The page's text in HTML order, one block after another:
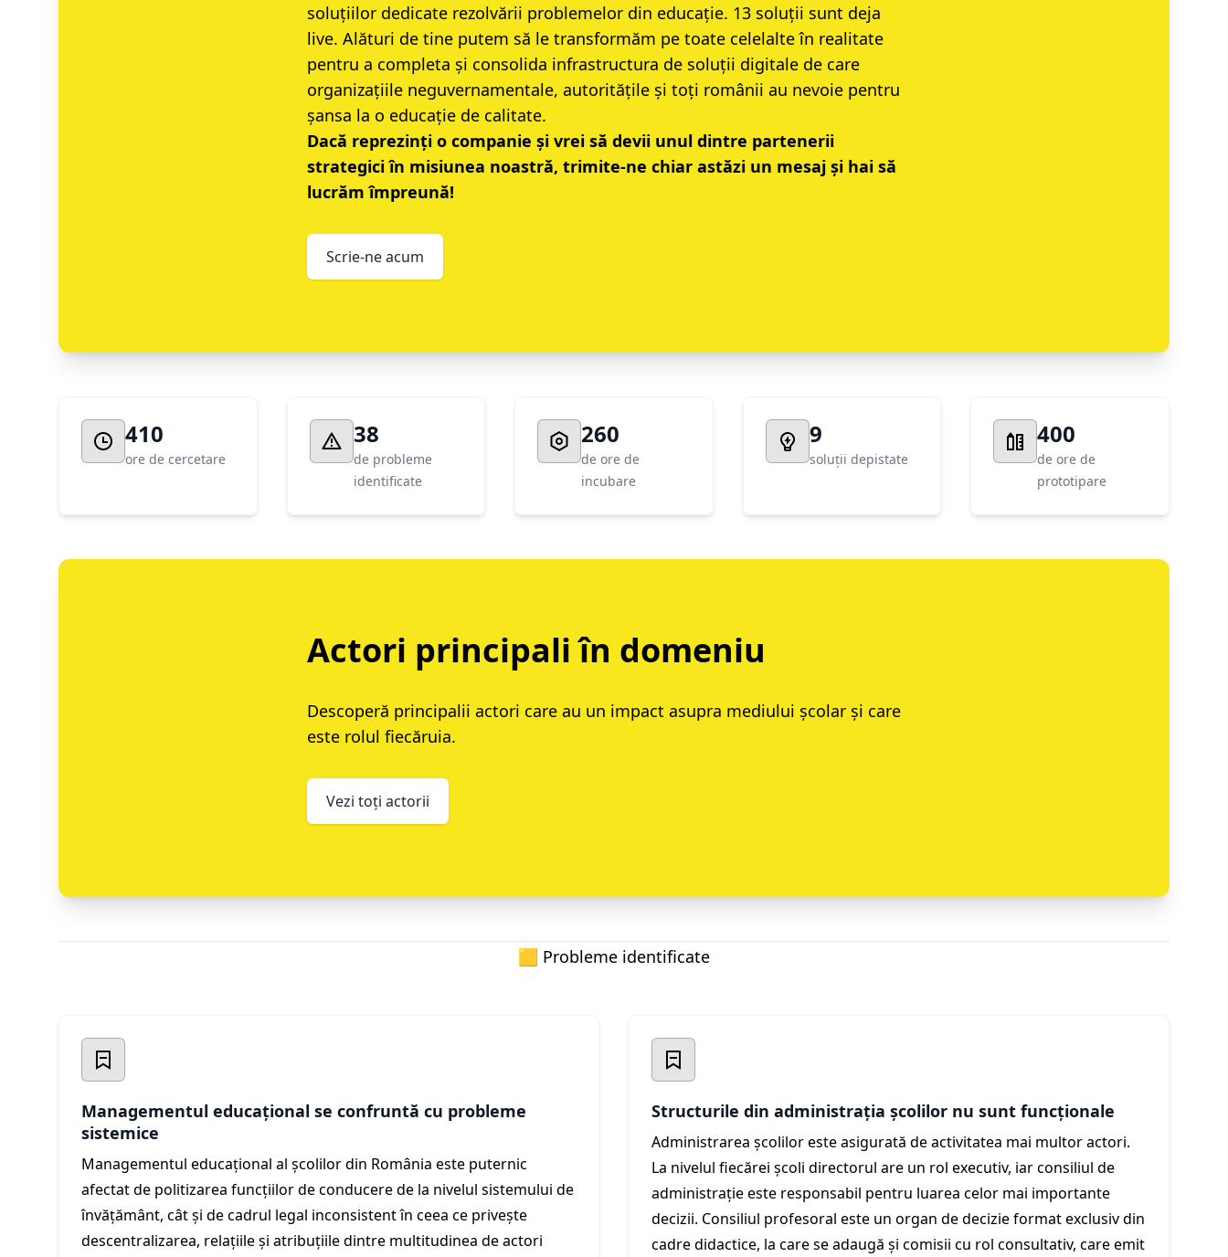
soluțiilor dedicate rezolvării problemelor din educație. 13 soluții sunt deja
live. Alături de tine putem să le transformăm pe toate celelalte în realitate
pentru a completa și consolida infrastructura de soluții digitale de care
organizațiile neguvernamentale, autoritățile și toți românii au nevoie pentru
șansa la o educație de calitate.
Dacă reprezinți o companie și vrei să devii unul dintre partenerii
strategici în misiunea noastră, trimite-ne chiar astăzi un mesaj și hai să
lucrăm împreună!
Scrie-ne acum
ore de cercetare
410
de probleme
identificate
38
de ore de
incubare
260
soluții depistate
9
de ore de
prototipare
400
Actori principali în domeniu
Descoperă principalii actori care au un impact asupra mediului școlar și care
este rolul fiecăruia.
Vezi toți actorii
🟨 Probleme identificate
Managementul educațional se confruntă cu probleme
sistemice
Managementul educațional al școlilor din România este puternic
afectat de politizarea funcțiilor de conducere de la nivelul sistemului de
învățământ, cât și de cadrul legal inconsistent în ceea ce privește
descentralizarea, relațiile și atribuțiile dintre multitudinea de actori
Structurile din administrația școlilor nu sunt funcționale
Administrarea școlilor este asigurată de activitatea mai multor actori.
La nivelul fiecărei școli directorul are un rol executiv, iar consiliul de
administrație este responsabil pentru luarea celor mai importante
decizii. Consiliul profesoral este un organ de decizie format exclusiv din
cadre didactice, la care se adaugă și comisii cu rol consultativ, care emit